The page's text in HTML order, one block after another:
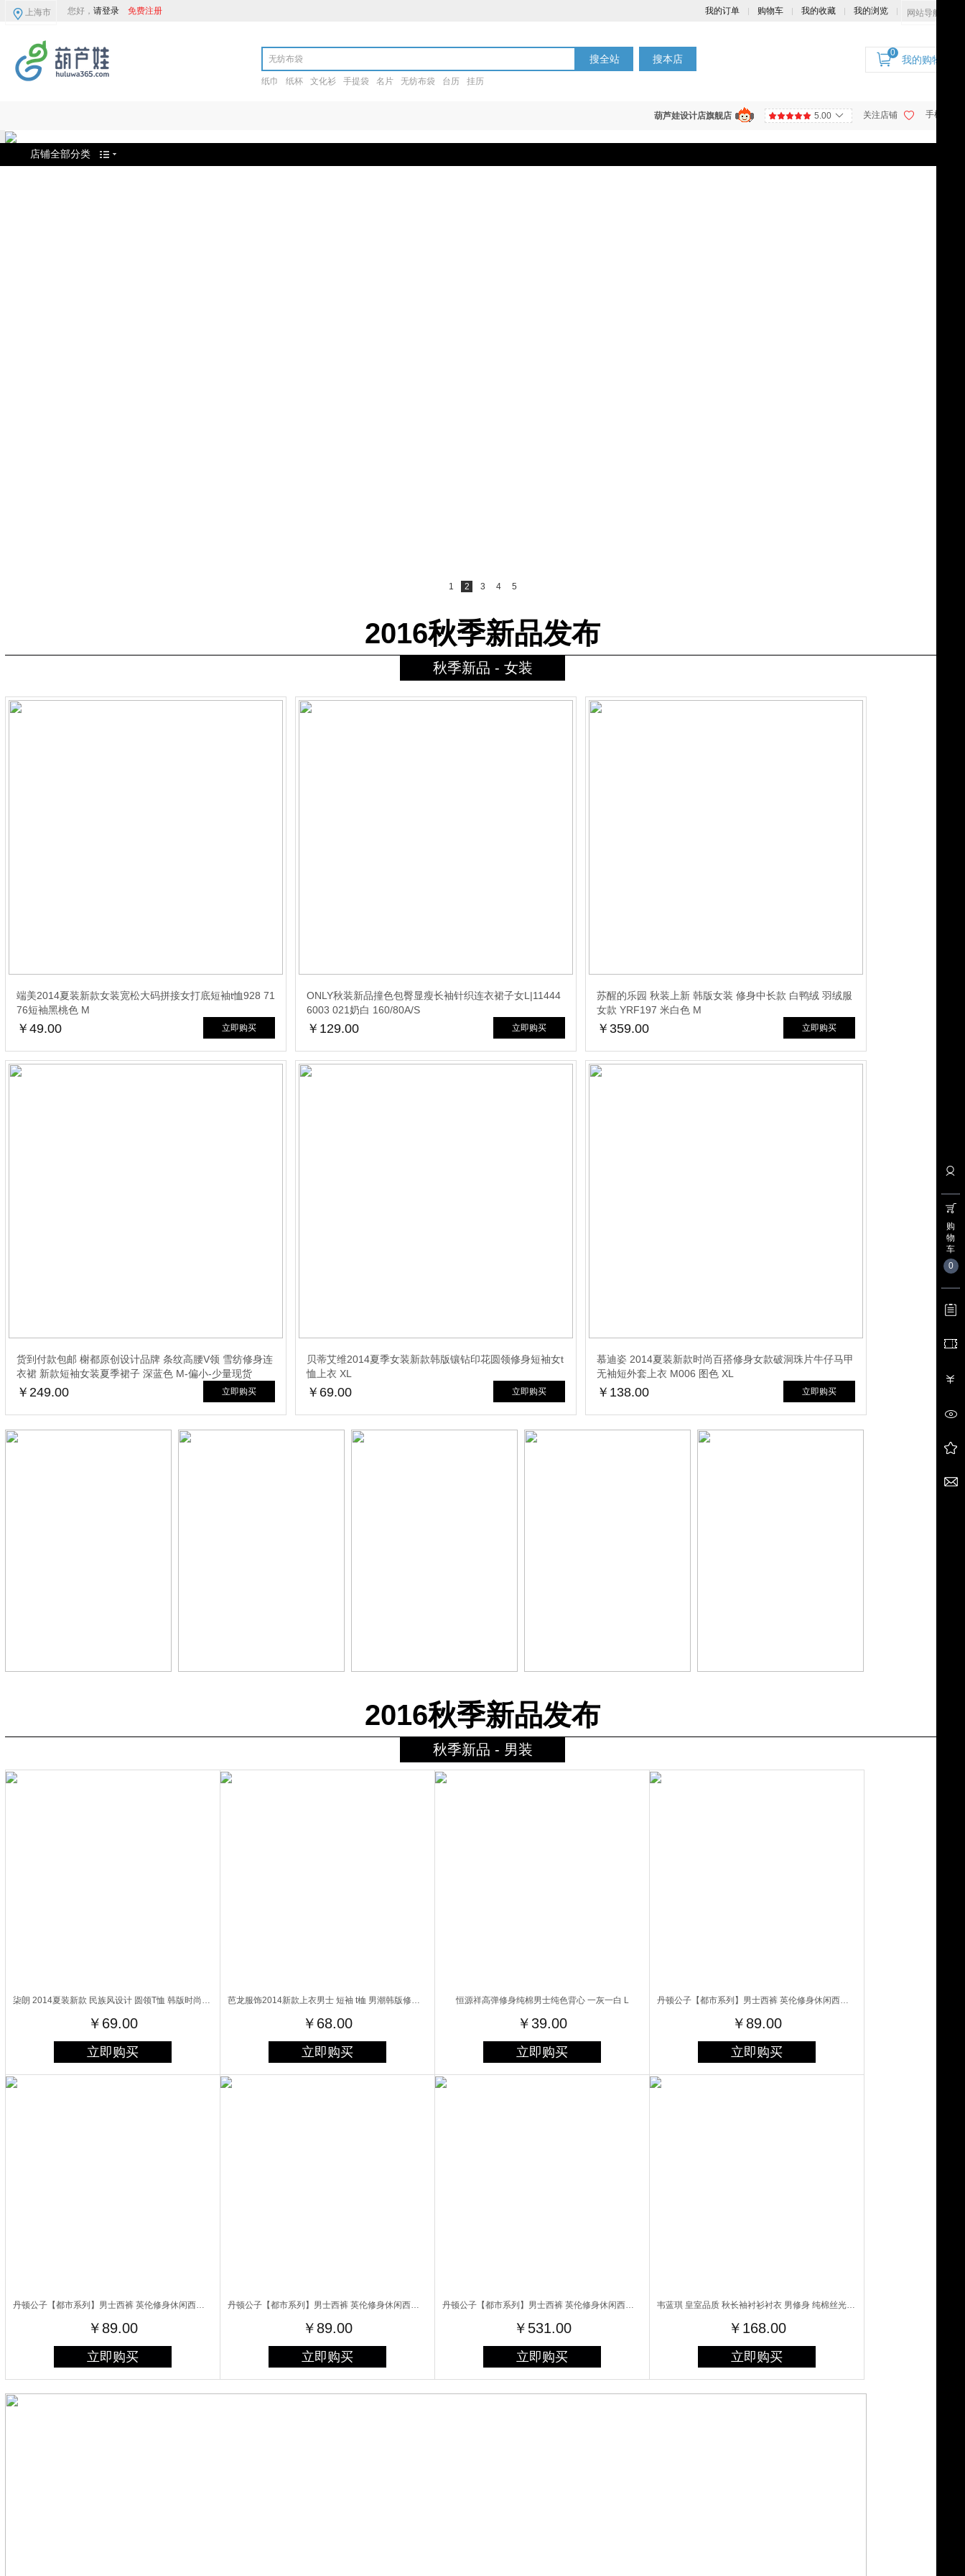
上海市 您好， 请登录 免费注册 我的订单 购物车 我的收藏 我的浏览 网站导航
搜全站 搜本店
纸巾 纸杯 文化衫 手提袋 名片 无纺布袋 台历 挂历
我的购物车
0
葫芦娃设计店旗舰店 5.00 关注店铺 手机商城
店铺全部分类
1 2 3 4 5
2016秋季新品发布
秋季新品 - 女装
端美2014夏装新款女装宽松大码拼接女打底短袖t恤928 71
76短袖黑桃色 M
￥49.00 立即购买
ONLY秋装新品撞色包臀显瘦长袖针织连衣裙子女L|11444
6003 021奶白 160/80A/S
￥129.00 立即购买
苏醒的乐园 秋装上新 韩版女装 修身中长款 白鸭绒 羽绒服
女款 YRF197 米白色 M
￥359.00 立即购买
货到付款包邮 榭都原创设计品牌 条纹高腰V领 雪纺修身连
衣裙 新款短袖女装夏季裙子 深蓝色 M-偏小-少量现货
￥249.00 立即购买
贝蒂艾维2014夏季女装新款韩版镶钻印花圆领修身短袖女t
恤上衣 XL
￥69.00 立即购买
慕迪姿 2014夏装新款时尚百搭修身女款破洞珠片牛仔马甲
无袖短外套上衣 M006 图色 XL
￥138.00 立即购买
2016秋季新品发布
秋季新品 - 男装
柒朗 2014夏装新款 民族风设计 圆领T恤 韩版时尚V领纯棉T恤 潮男必备 个性潮T / B112*天蓝色* XL
￥69.00
立即购买
芭龙服饰2014新款上衣男士 短袖 t桖 男潮韩版修身纯棉半袖男装 t恤 打底衫男B170 白色 XL
￥68.00
立即购买
恒源祥高弹修身纯棉男士纯色背心 一灰一白 L
￥39.00
立即购买
丹顿公子【都市系列】男士西裤 英伦修身休闲西装裤夏季薄款商务职业正装 黑色斜纹薄款
￥89.00
立即购买
丹顿公子【都市系列】男士西裤 英伦修身休闲西装裤夏季薄款商务职业正装 藏青细纹薄款 28码
￥89.00
立即购买
丹顿公子【都市系列】男士西裤 英伦修身休闲西装裤夏季薄款商务职业正装 灰色斜纹薄款 30码
￥89.00
立即购买
丹顿公子【都市系列】男士西裤 英伦修身休闲西装裤夏季薄款商务职业正装 黑色竖纹款 29码
￥531.00
立即购买
韦蓝琪 皇室品质 秋长袖衬衫衬衣 男修身 纯棉丝光棉 纯色商务休闲5801 酒红
￥168.00
立即购买
购
物
车
0